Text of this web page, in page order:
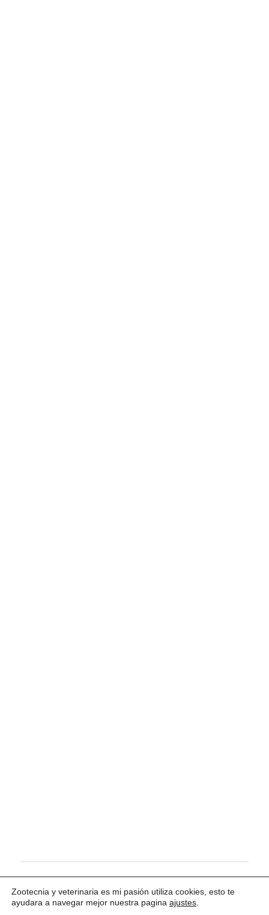
Tema para WordPress: Maxwell de ThemeZee.
Zootecnia y veterinaria es mi pasión utiliza cookies, esto te
ayudara a navegar mejor nuestra pagina ajustes